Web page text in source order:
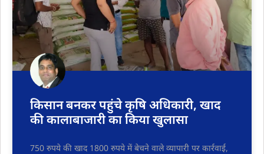
किसान बनकर पहुंचे कृषि अधिकारी, खाद
की कालाबाजारी का किया खुलासा
750 रुपये की खाद 1800 रुपये में बेचने वाले व्यापारी पर कार्रवाई,